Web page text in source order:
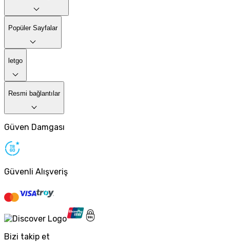
Popüler Sayfalar
letgo
Resmi bağlantılar
Güven Damgası
Güvenli Alışveriş
Bizi takip et